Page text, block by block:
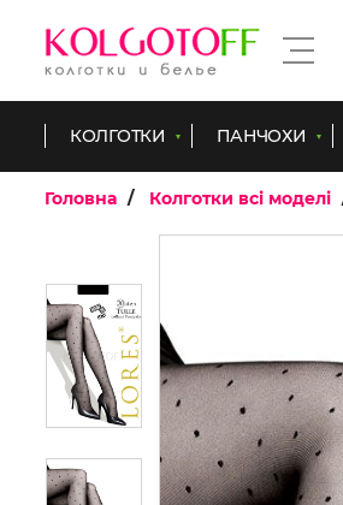
КОЛГОТКИ ПАНЧОХИ
Головна Колготки всі моделі